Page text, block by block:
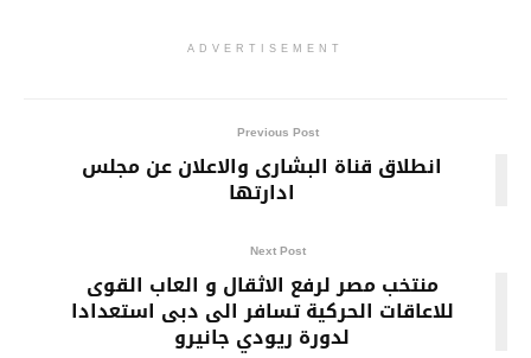
ADVERTISEMENT
Previous Post
انطلاق قناة البشارى والاعلان عن مجلس
ادارتها
Next Post
منتخب مصر لرفع الاثقال و العاب القوى
للاعاقات الحركية تسافر الى دبى استعدادا
لدورة ريودي جانيرو